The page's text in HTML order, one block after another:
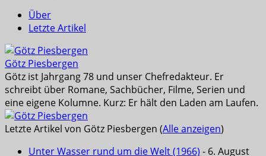
Über
Letzte Artikel
Götz Piesbergen
Götz ist Jahrgang 78 und unser Chefredakteur. Er
schreibt über Romane, Sachbücher, Filme, Serien und
eine eigene Kolumne. Kurz: Er hält den Laden am Laufen.
Letzte Artikel von Götz Piesbergen (Alle anzeigen)
Unter Wasser rund um die Welt (1966) - 6. August